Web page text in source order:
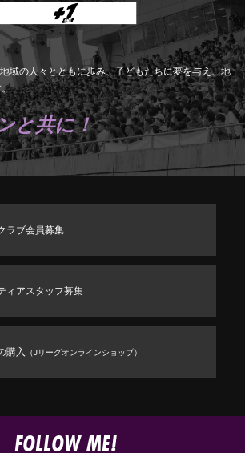
域の人々とともに歩み、子どもたちに夢を与え、地
と共に！
ラブ会員募集
ィアスタッフ募集
購入 （Jリーグオンラインショップ）
FOLLOW ME!